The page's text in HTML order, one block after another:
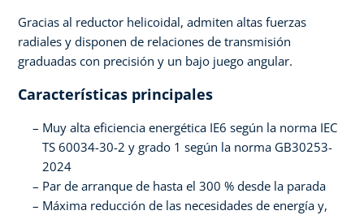
Gracias al reductor helicoidal, admiten altas fuerzas
radiales y disponen de relaciones de transmisión
graduadas con precisión y un bajo juego angular.
Características principales
Muy alta eficiencia energética IE6 según la norma IEC
TS 60034-30-2 y grado 1 según la norma GB30253-
2024
Par de arranque de hasta el 300 % desde la parada
Máxima reducción de las necesidades de energía y,